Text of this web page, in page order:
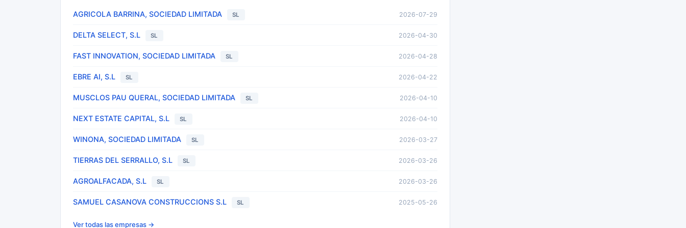
AGRICOLA BARRINA, SOCIEDAD LIMITADA SL 2026-07-29
DELTA SELECT, S.L SL 2026-04-30
FAST INNOVATION, SOCIEDAD LIMITADA SL 2026-04-28
EBRE AI, S.L SL 2026-04-22
MUSCLOS PAU QUERAL, SOCIEDAD LIMITADA SL 2026-04-10
NEXT ESTATE CAPITAL, S.L SL 2026-04-10
WINONA, SOCIEDAD LIMITADA SL 2026-03-27
TIERRAS DEL SERRALLO, S.L SL 2026-03-26
AGROALFACADA, S.L SL 2026-03-26
SAMUEL CASANOVA CONSTRUCCIONS S.L SL 2025-05-26
Ver todas las empresas →